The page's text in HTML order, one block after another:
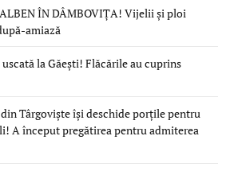
ÎN DÂMBOVIȚA! Vijelii și ploi
amiază
la Găești! Flăcările au cuprins
Târgoviște își deschide porțile pentru
A început pregătirea pentru admiterea